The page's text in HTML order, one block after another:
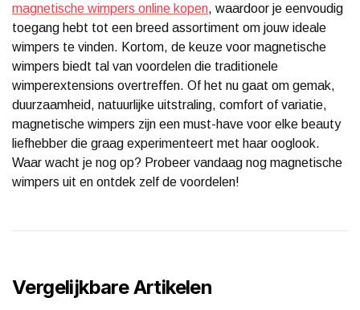
magnetische wimpers online kopen, waardoor je eenvoudig
toegang hebt tot een breed assortiment om jouw ideale
wimpers te vinden. Kortom, de keuze voor magnetische
wimpers biedt tal van voordelen die traditionele
wimperextensions overtreffen. Of het nu gaat om gemak,
duurzaamheid, natuurlijke uitstraling, comfort of variatie,
magnetische wimpers zijn een must-have voor elke beauty
liefhebber die graag experimenteert met haar ooglook.
Waar wacht je nog op? Probeer vandaag nog magnetische
wimpers uit en ontdek zelf de voordelen!
Vergelijkbare Artikelen